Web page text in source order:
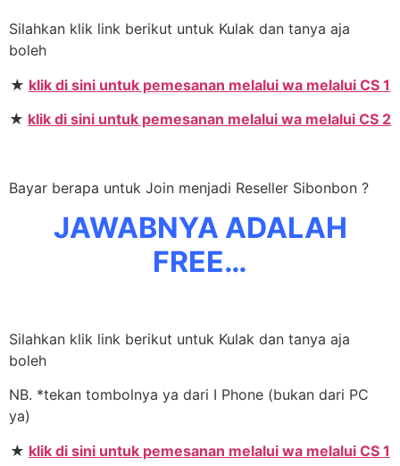
Silahkan klik link berikut untuk Kulak dan tanya aja
boleh
★ klik di sini untuk pemesanan melalui wa melalui CS 1
★ klik di sini untuk pemesanan melalui wa melalui CS 2
Bayar berapa untuk Join menjadi Reseller Sibonbon ?
JAWABNYA ADALAH
FREE…
Silahkan klik link berikut untuk Kulak dan tanya aja
boleh
NB. *tekan tombolnya ya dari I Phone (bukan dari PC
ya)
★ klik di sini untuk pemesanan melalui wa melalui CS 1